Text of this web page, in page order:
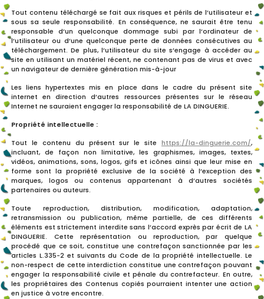
Tout contenu téléchargé se fait aux risques et périls de l’utilisateur et
sous sa seule responsabilité. En conséquence, ne saurait être tenu
responsable d’un quelconque dommage subi par l’ordinateur de
l’utilisateur ou d’une quelconque perte de données consécutives au
téléchargement. De plus, l’utilisateur du site s’engage à accéder au
site en utilisant un matériel récent, ne contenant pas de virus et avec
un navigateur de dernière génération mis-à-jour
Les liens hypertextes mis en place dans le cadre du présent site
internet en direction d’autres ressources présentes sur le réseau
Internet ne sauraient engager la responsabilité de LA DINGUERIE.
Propriété intellectuelle :
Tout le contenu du présent sur le site https://la-dinguerie.com/,
incluant, de façon non limitative, les graphismes, images, textes,
vidéos, animations, sons, logos, gifs et icônes ainsi que leur mise en
forme sont la propriété exclusive de la société à l’exception des
marques, logos ou contenus appartenant à d’autres sociétés
partenaires ou auteurs.
Toute reproduction, distribution, modification, adaptation,
retransmission ou publication, même partielle, de ces différents
éléments est strictement interdite sans l’accord exprès par écrit de LA
DINGUERIE. Cette représentation ou reproduction, par quelque
procédé que ce soit, constitue une contrefaçon sanctionnée par les
articles L.335-2 et suivants du Code de la propriété intellectuelle. Le
non-respect de cette interdiction constitue une contrefaçon pouvant
engager la responsabilité civile et pénale du contrefacteur. En outre,
les propriétaires des Contenus copiés pourraient intenter une action
en justice à votre encontre.